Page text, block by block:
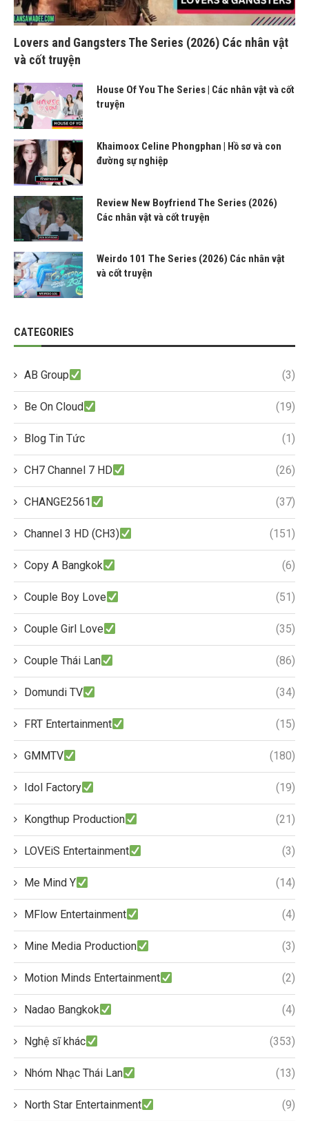
Lovers and Gangsters The Series (2026) Các nhân vật
và cốt truyện
House Of You The Series | Các nhân vật và cốt
truyện
Khaimoox Celine Phongphan | Hồ sơ và con
đường sự nghiệp
Review New Boyfriend The Series (2026)
Các nhân vật và cốt truyện
Weirdo 101 The Series (2026) Các nhân vật
và cốt truyện
CATEGORIES
AB Group (3)
Be On Cloud (19)
Blog Tin Tức (1)
CH7 Channel 7 HD (26)
CHANGE2561 (37)
Channel 3 HD (CH3) (151)
Copy A Bangkok (6)
Couple Boy Love (51)
Couple Girl Love (35)
Couple Thái Lan (86)
Domundi TV (34)
FRT Entertainment (15)
GMMTV (180)
Idol Factory (19)
Kongthup Production (21)
LOVEiS Entertainment (3)
Me Mind Y (14)
MFlow Entertainment (4)
Mine Media Production (3)
Motion Minds Entertainment (2)
Nadao Bangkok (4)
Nghệ sĩ khác (353)
Nhóm Nhạc Thái Lan (13)
North Star Entertainment (9)